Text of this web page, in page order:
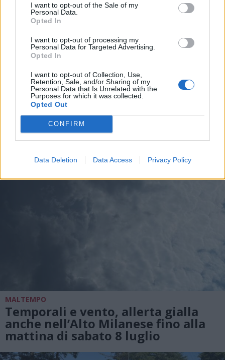
I want to opt-out of the Sale of my
Personal Data.
Opted In
I want to opt-out of processing my
Personal Data for Targeted Advertising.
Opted In
I want to opt-out of Collection, Use,
Retention, Sale, and/or Sharing of my
Personal Data that Is Unrelated with the
Purposes for which it was collected.
Opted Out
CONFIRM
Data Deletion Data Access Privacy Policy
L’industria che resiste nell’Alto
Milanese. Spinta dal chimico-
plastico, ma l’export va ancora a
rilento
MALTEMPO
Temporali e vento, allerta gialla
anche nell’Alto Milanese fino alla
mattina di sabato 8 luglio